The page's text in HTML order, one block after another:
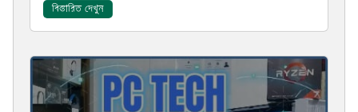
বিস্তারিত দেখুন